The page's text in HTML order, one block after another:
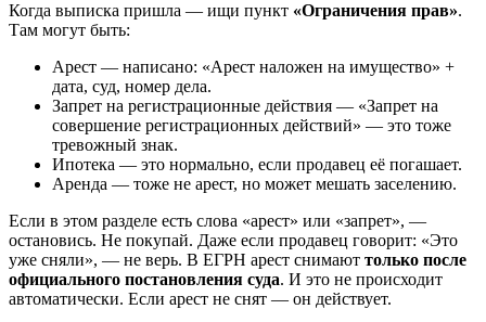
Когда выписка пришла — ищи пункт «Ограничения прав».
Там могут быть:
Арест — написано: «Арест наложен на имущество» +
дата, суд, номер дела.
Запрет на регистрационные действия — «Запрет на
совершение регистрационных действий» — это тоже
тревожный знак.
Ипотека — это нормально, если продавец её погашает.
Аренда — тоже не арест, но может мешать заселению.
Если в этом разделе есть слова «арест» или «запрет», —
остановись. Не покупай. Даже если продавец говорит: «Это
уже сняли», — не верь. В ЕГРН арест снимают только после
официального постановления суда. И это не происходит
автоматически. Если арест не снят — он действует.